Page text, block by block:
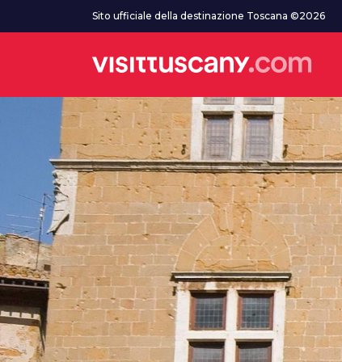
Vai al contenuto principaleSito ufficiale della destinazione Toscana ©2026